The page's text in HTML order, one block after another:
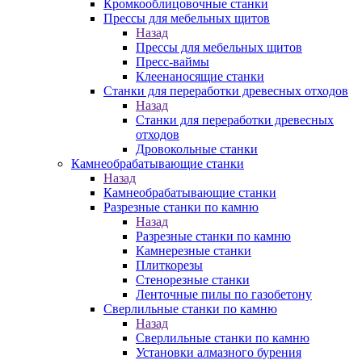
Кромкооблицовочные станки
Прессы для мебельных щитов
Назад
Прессы для мебельных щитов
Пресс-ваймы
Клеенаносящие станки
Станки для переработки древесных отходов
Назад
Станки для переработки древесных
отходов
Дровокольные станки
Камнеобрабатывающие станки
Назад
Камнеобрабатывающие станки
Разрезные станки по камню
Назад
Разрезные станки по камню
Камнерезные станки
Плиткорезы
Стенорезные станки
Ленточные пилы по газобетону
Сверлильные станки по камню
Назад
Сверлильные станки по камню
Установки алмазного бурения